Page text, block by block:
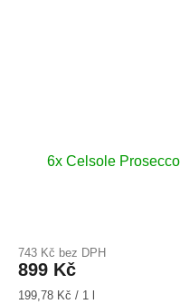
6x Celsole
743 Kč bez DPH
899 Kč
Měrná
199,78 Kč / 1 l